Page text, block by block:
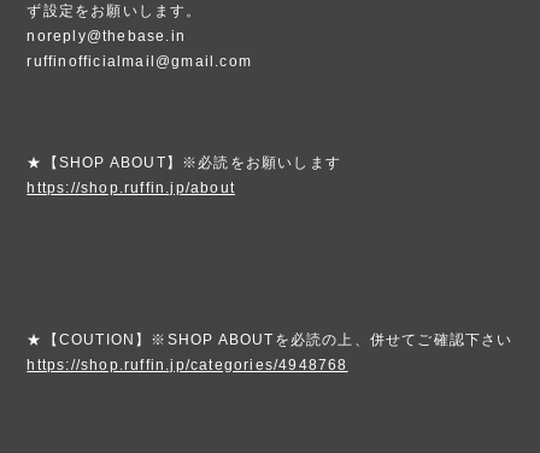
ず設定をお願いします。
noreply@thebase.in
ruffinofficialmail@gmail.com
★【SHOP ABOUT】※必読をお願いします
https://shop.ruffin.jp/about
★【COUTION】※SHOP ABOUTを必読の上、併せてご確認下さい
https://shop.ruffin.jp/categories/4948768